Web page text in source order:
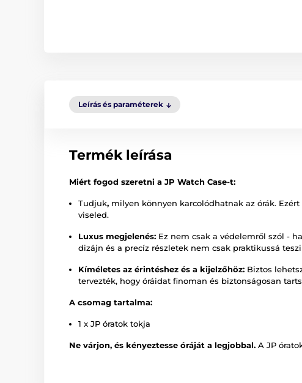
Leírás és paraméterek
Termék leírása
Miért fogod szeretni a JP Watch Case-t:
Tudjuk, milyen könnyen karcolódhatnak az órák.
viseled.
Luxus megjelenés: Ez nem csak a védelemről szól -
dizájn és a precíz részletek nem csak praktikussá
Kíméletes az érintéshez és a kijelzőhöz: Biztos
tervezték, hogy óráidat finoman és biztonságosan
A csomag tartalma:
1 x JP óratok tokja
Ne várjon, és kényeztesse óráját a legjobbal. A JP